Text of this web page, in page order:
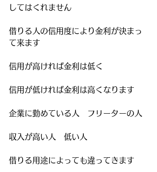
してはくれません
借りる人の信用度により金利が決まっ
て来ます
信用が高ければ金利は低く
信用が低ければ金利は高くなります
企業に勤めている人　フリーターの人
収入が高い人　低い人
借りる用途によっても違ってきます